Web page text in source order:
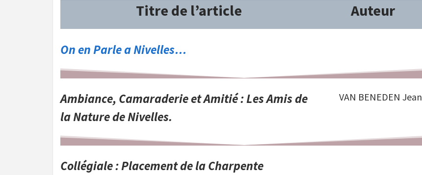
Titre de l’article Auteur
On en Parle a Nivelles…
Ambiance, Camaraderie etAmitié : Les Amis de
la Nature de Nivelles.
VAN BENEDEN Jean
Collégiale : Placement de la Charpente